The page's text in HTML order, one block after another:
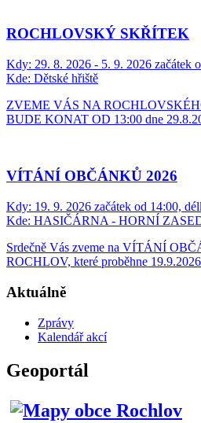
ROCHLOVSKÝ SKŘÍTEK
Kdy: 29. 8. 2026 - 5. 9. 2026 začátek
Kde: Dětské hřiště
ZVEME VÁS NA
BUDE KONAT OD 13:00 dne
VÍTÁNÍ OBČÁNKŮ 2026
Kdy: 19. 9. 2026 začátek od 14:00,
Kde: HASIČÁRNA - HORNÍ
Srdečně Vás zveme na VÍTÁNÍ
ROCHLOV, které proběhne
Aktuálně
Zprávy
Kalendář akcí
Geoportál